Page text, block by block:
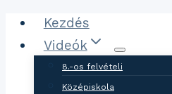
Ugrás
tartalomhoz
Kezdés
Videók
8.-os felvételi
Középiskola